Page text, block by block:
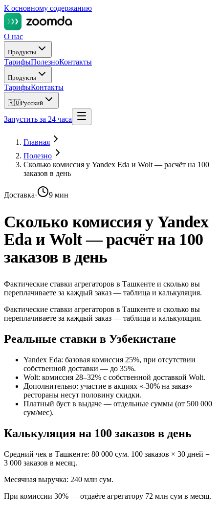
К основному содержанию
О нас
Продукты
ТарифыПолезноКонтакты
Продукты
ТарифыКонтакты
🇷🇺Русский
Запустить за 24 часа
Главная
Полезно
Сколько комиссия у Yandex Eda и Wolt — расчёт на 100
заказов в день
Доставка· 9 мин
Сколько комиссия у Yandex
Eda и Wolt — расчёт на 100
заказов в день
Фактические ставки агрегаторов в Ташкенте и сколько вы
переплачиваете за каждый заказ — таблица и калькуляция.
Фактические ставки агрегаторов в Ташкенте и сколько вы
переплачиваете за каждый заказ — таблица и калькуляция.
Реальные ставки в Узбекистане
Yandex Eda: базовая комиссия 25%, при отсутствии
собственной доставки — до 35%.
Wolt: комиссия 28–32% с собственной доставкой Wolt.
Дополнительно: участие в акциях «-30% на заказ» —
рестораны несут половину скидки.
Платный буст в выдаче — отдельные суммы (от 500 000
сум/мес).
Калькуляция на 100 заказов в день
Средний чек в Ташкенте: 80 000 сум. 100 заказов × 30 дней =
3 000 заказов в месяц.
Месячная выручка: 240 млн сум.
При комиссии 30% — отдаёте агрегатору 72 млн сум в месяц.